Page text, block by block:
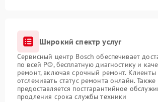
Широкий спектр услуг
Сервисный центр Bosch обеспечивает
по всей РФ, бесплатную диагностику и
ремонт, включая срочный ремонт. Клиенты
отслеживать статус ремонта онлайн. Также
предоставляется постгарантийное
продления срока службы техники